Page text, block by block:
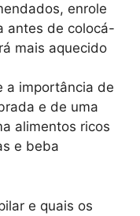
enrole
antes de colocá-
mais aquecido
a importância de
e de uma
alimentos ricos
e beba
e quais os